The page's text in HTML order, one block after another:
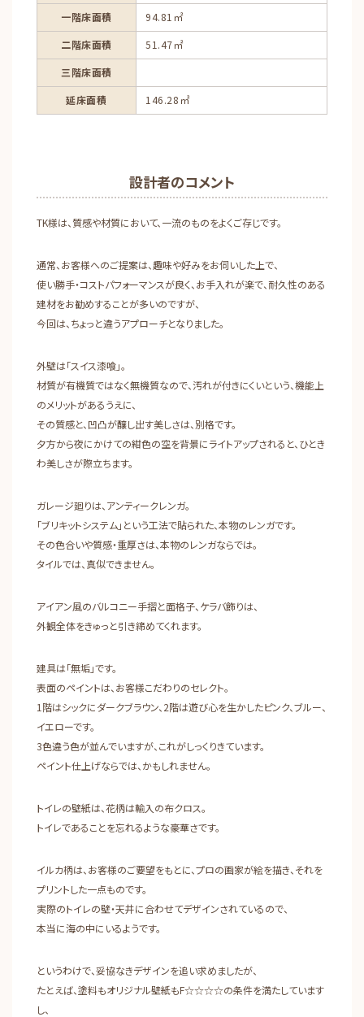
一階床面積
94.81㎡
二階床面積
51.47㎡
三階床面積
延床面積
146.28㎡
設計者のコメント
TK様は、質感や材質において、一流のものをよくご存じです。
通常、お客様へのご提案は、趣味や好みをお伺いした上で、
使い勝手・コストパフォーマンスが良く、お手入れが楽で、耐久性のある
建材をお勧めすることが多いのですが、
今回は、ちょっと違うアプローチとなりました。
外壁は「スイス漆喰」。
材質が有機質ではなく無機質なので、汚れが付きにくいという、機能上
のメリットがあるうえに、
その質感と、凹凸が醸し出す美しさは、別格です。
夕方から夜にかけての紺色の空を背景にライトアップされると、ひとき
わ美しさが際立ちます。
ガレージ廻りは、アンティークレンガ。
「ブリキットシステム」という工法で貼られた、本物のレンガです。
その色合いや質感・重厚さは、本物のレンガならでは。
タイルでは、真似できません。
アイアン風のバルコニー手摺と面格子、ケラバ飾りは、
外観全体をきゅっと引き締めてくれます。
建具は「無垢」です。
表面のペイントは、お客様こだわりのセレクト。
1階はシックにダークブラウン、2階は遊び心を生かしたピンク、ブルー、
イエローです。
3色違う色が並んでいますが、これがしっくりきています。
ペイント仕上げならでは、かもしれません。
トイレの壁紙は、花柄は輸入の布クロス。
トイレであることを忘れるような豪華さです。
イルカ柄は、お客様のご要望をもとに、プロの画家が絵を描き、それを
プリントした一点ものです。
実際のトイレの壁・天井に合わせてデザインされているので、
本当に海の中にいるようです。
というわけで、妥協なきデザインを追い求めましたが、
たとえば、塗料もオリジナル壁紙もF☆☆☆☆の条件を満たしています
し、